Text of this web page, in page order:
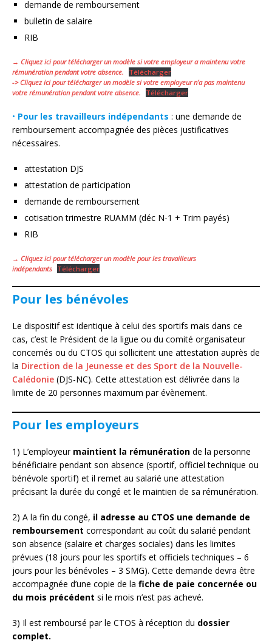
demande de remboursement
bulletin de salaire
RIB
→ Cliquez ici pour télécharger un modèle si votre employeur a maintenu votre
rémunération pendant votre absence.
Télécharger
-> Cliquez ici pour télécharger un modèle si votre employeur n’a pas maintenu
votre rémunération pendant votre absence.
Télécharger
• Pour les travailleurs indépendants : une demande de
remboursement accompagnée des pièces justificatives
nécessaires.
attestation DJS
attestation de participation
demande de remboursement
cotisation trimestre RUAMM (déc N-1 + Trim payés)
RIB
→ Cliquez ici pour télécharger un modèle pour les travailleurs
indépendants Télécharger
Pour les bénévoles
Le dispositif est identique à celui des sportifs mais dans ce
cas, c’est le Président de la ligue ou du comité organisateur
concernés ou du CTOS qui sollicitent une attestation auprès de
la Direction de la Jeunesse et des Sport de la Nouvelle-
Calédonie (DJS-NC). Cette attestation est délivrée dans la
limite de 20 personnes maximum par évènement.
Pour les employeurs
1) L’employeur maintient la rémunération de la personne
bénéficiaire pendant son absence (sportif, officiel technique ou
bénévole sportif) et il remet au salarié une attestation
précisant la durée du congé et le maintien de sa rémunération.
2) A la fin du congé, il adresse au CTOS une demande de
remboursement correspondant au coût du salarié pendant
son absence (salaire et charges sociales) dans les limites
prévues (18 jours pour les sportifs et officiels techniques – 6
jours pour les bénévoles – 3 SMG). Cette demande devra être
accompagnée d’une copie de la fiche de paie concernée ou
du mois précédent si le mois n’est pas achevé.
3) Il est remboursé par le CTOS à réception du dossier
complet.